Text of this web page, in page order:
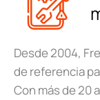
Desde 2004,
de referencia
Con más de 20